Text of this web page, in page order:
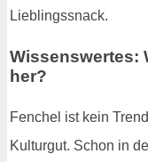
Lieblingssnack.
Wissenswertes:
her?
Fenchel ist kein
Kulturgut. Schon in